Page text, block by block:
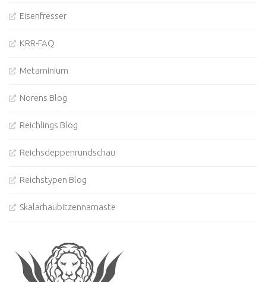
Eisenfresser
KRR-FAQ
Metaminium
Norens Blog
Reichlings Blog
Reichsdeppenrundschau
Reichstypen Blog
Skalarhaubitzennamaste